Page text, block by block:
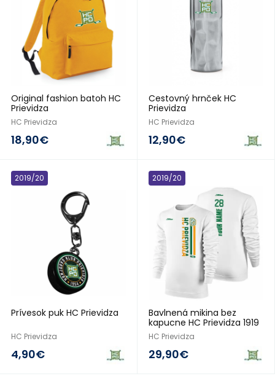
Original fashion batoh HC
Prievidza
HC Prievidza
18,90€
Cestovný hrnček HC
Prievidza
HC Prievidza
12,90€
2019/20
Prívesok puk HC Prievidza
HC Prievidza
4,90€
2019/20
Bavlnená mikina bez
kapucne HC Prievidza 1919
HC Prievidza
29,90€